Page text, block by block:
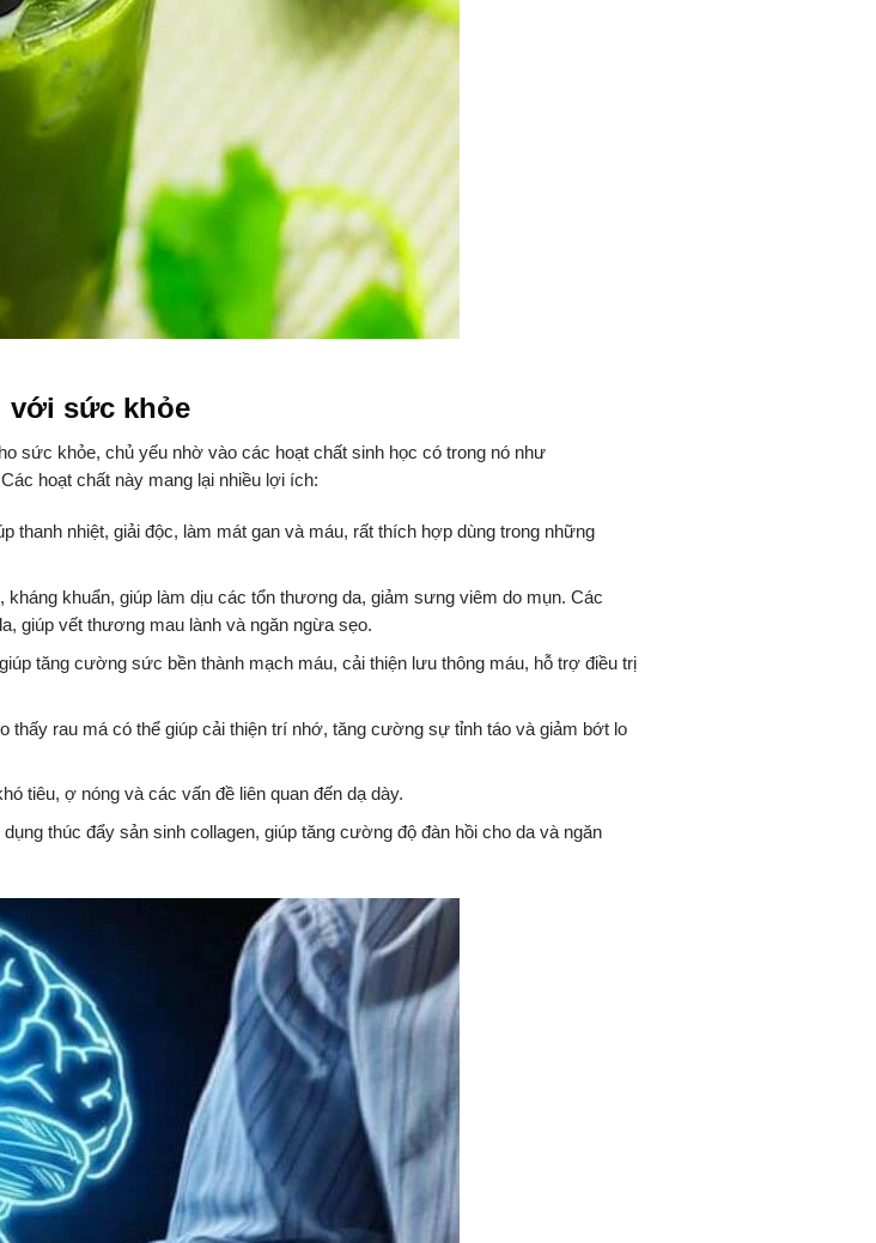
với sức khỏe
sức khỏe, chủ yếu nhờ vào các hoạt chất sinh học có trong nó như
hoạt chất này mang lại nhiều lợi ích:
thanh nhiệt, giải độc, làm mát gan và máu, rất thích hợp dùng trong những
kháng khuẩn, giúp làm dịu các tổn thương da, giảm sưng viêm do mụn. Các
giúp vết thương mau lành và ngăn ngừa sẹo.
tăng cường sức bền thành mạch máu, cải thiện lưu thông máu, hỗ trợ điều trị
thấy rau má có thể giúp cải thiện trí nhớ, tăng cường sự tỉnh táo và giảm bớt lo
tiêu, ợ nóng và các vấn đề liên quan đến dạ dày.
thúc đẩy sản sinh collagen, giúp tăng cường độ đàn hồi cho da và ngăn